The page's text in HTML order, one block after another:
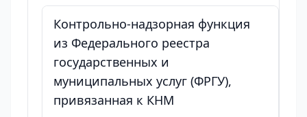
Контрольно-надзорная функция
из Федерального реестра
государственных и
муниципальных услуг (ФРГУ),
привязанная к КНМ